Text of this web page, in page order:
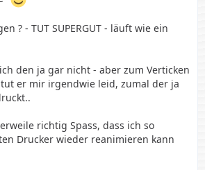
? - TUT SUPERGUT - läuft wie ein
den ja gar nicht - aber zum Verticken
er mir irgendwie leid, zumal der ja
richtig Spass, dass ich so
Drucker wieder reanimieren kann